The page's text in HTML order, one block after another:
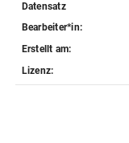
Datensatz
Bearbeiter*in:
Erstellt am:
Lizenz: